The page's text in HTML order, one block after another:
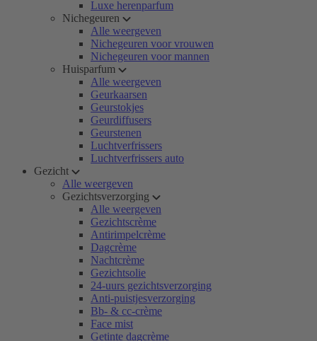
Luxe herenparfum
Nichegeuren
Alle weergeven
Nichegeuren voor vrouwen
Nichegeuren voor mannen
Huisparfum
Alle weergeven
Geurkaarsen
Geurstokjes
Geurdiffusers
Geurstenen
Luchtverfrissers
Luchtverfrissers auto
Gezicht
Alle weergeven
Gezichtsverzorging
Alle weergeven
Gezichtscrème
Antirimpelcrème
Dagcrème
Nachtcrème
Gezichtsolie
24-uurs gezichtsverzorging
Anti-puistjesverzorging
Bb- & cc-crème
Face mist
Getinte dagcrème